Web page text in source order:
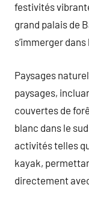
festivités
grand palais de
s’immerger
Paysages
paysages,
couvertes de
blanc dans le
activités telles
kayak,
directement